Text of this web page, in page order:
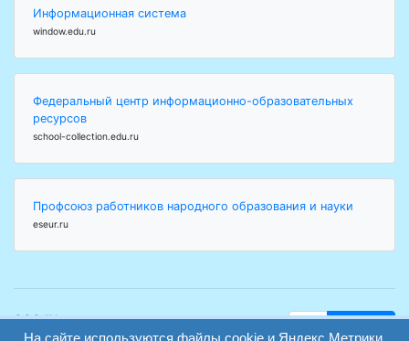
Информационная система
window.edu.ru
Федеральный центр информационно-образовательных
ресурсов
school-collection.edu.ru
Профсоюз работников народного образования и науки
eseur.ru
ООО "Центр
образования и
На сайте используются файлы cookie и Яндекс.Метрики.